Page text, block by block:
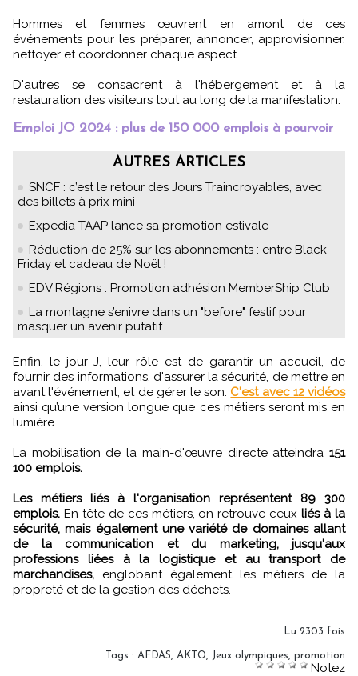
Hommes et femmes œuvrent en amont de ces
événements pour les préparer, annoncer, approvisionner,
nettoyer et coordonner chaque aspect.
D'autres se consacrent à l'hébergement et à la
restauration des visiteurs tout au long de la manifestation.
Emploi JO 2024 : plus de 150 000 emplois à pourvoir
AUTRES ARTICLES
SNCF : c’est le retour des Jours Traincroyables, avec
des billets à prix mini
Expedia TAAP lance sa promotion estivale
Réduction de 25% sur les abonnements : entre Black
Friday et cadeau de Noël !
EDV Régions : Promotion adhésion MemberShip Club
La montagne s’enivre dans un "before" festif pour
masquer un avenir putatif
Enfin, le jour J, leur rôle est de garantir un accueil, de
fournir des informations, d'assurer la sécurité, de mettre en
avant l'événement, et de gérer le son. C'est avec 12 vidéos
ainsi qu’une version longue que ces métiers seront mis en
lumière.
La mobilisation de la main-d'œuvre directe atteindra 151
100 emplois.
Les métiers liés à l'organisation représentent 89 300
emplois. En tête de ces métiers, on retrouve ceuxliés à la
sécurité, mais également une variété de domaines allant
de la communication et du marketing, jusqu'aux
professions liées à la logistique et au transport de
marchandises, englobant également les métiers de la
propreté et de la gestion des déchets.
Lu 2303 fois
Tags : AFDAS, AKTO, Jeux olympiques, promotion
Notez